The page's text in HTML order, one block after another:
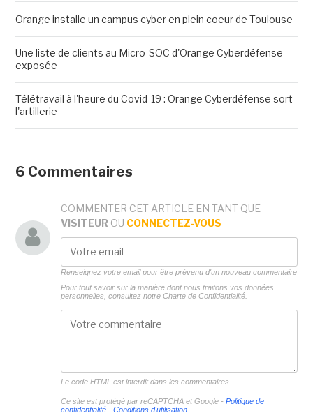
Orange installe un campus cyber en plein coeur de Toulouse
Une liste de clients au Micro-SOC d'Orange Cyberdéfense
exposée
Télétravail à l'heure du Covid-19 : Orange Cyberdéfense sort
l'artillerie
6 Commentaires
COMMENTER CET ARTICLE EN TANT QUE
VISITEUR OU CONNECTEZ-VOUS
Renseignez votre email pour être prévenu d'un nouveau commentaire
Pour tout savoir sur la manière dont nous traitons vos données
personnelles, consultez notre Charte de Confidentialité.
Le code HTML est interdit dans les commentaires
Ce site est protégé par reCAPTCHA et Google - Politique de
confidentialité- Conditions d'utilisation